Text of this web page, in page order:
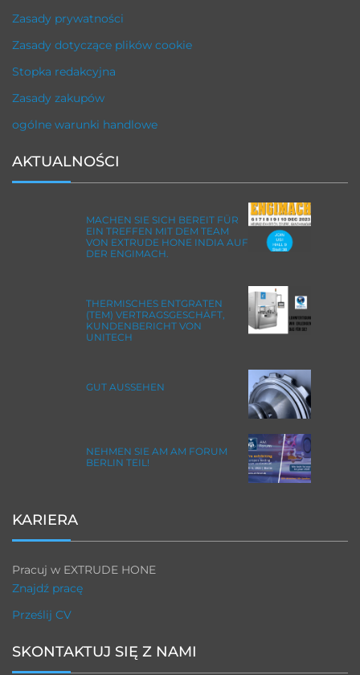
Zasady prywatności
Zasady dotyczące plików cookie
Stopka redakcyjna
Zasady zakupów
ogólne warunki handlowe
AKTUALNOŚCI
MACHEN SIE SICH BEREIT FÜR
EIN TREFFEN MIT DEM TEAM
VON EXTRUDE HONE INDIA AUF
DER ENGIMACH.
THERMISCHES ENTGRATEN
(TEM) VERTRAGSGESCHÄFT,
KUNDENBERICHT VON
UNITECH
GUT AUSSEHEN
NEHMEN SIE AM AM FORUM
BERLIN TEIL!
KARIERA
Pracuj w EXTRUDE HONE
Znajdź pracę
Prześlij CV
SKONTAKTUJ SIĘ Z NAMI